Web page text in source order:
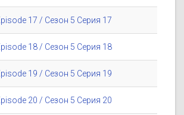
17 / Сезон 5 Серия 17
18 / Сезон 5 Серия 18
19 / Сезон 5 Серия 19
20 / Сезон 5 Серия 20